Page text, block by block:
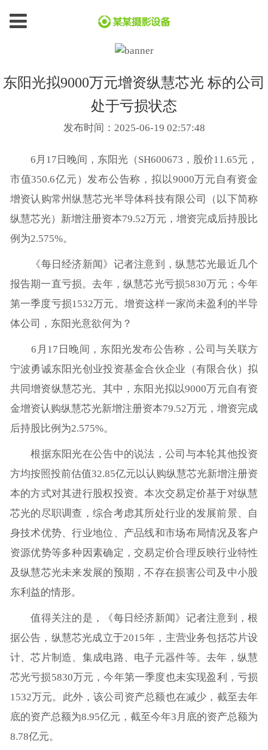
东阳光拟9000万元增资纵慧芯光 标的公司
处于亏损状态
发布时间：2025-06-19 02:57:48
6月17日晚间，东阳光（SH600673，股价11.65元，
市值350.6亿元）发布公告称，拟以9000万元自有资金
增资认购常州纵慧芯光半导体科技有限公司（以下简称
纵慧芯光）新增注册资本79.52万元，增资完成后持股比
例为2.575%。
《每日经济新闻》记者注意到，纵慧芯光最近几个
报告期一直亏损。去年，纵慧芯光亏损5830万元；今年
第一季度亏损1532万元。增资这样一家尚未盈利的半导
体公司，东阳光意欲何为？
6月17日晚间，东阳光发布公告称，公司与关联方
宁波勇诚东阳光创业投资基金合伙企业（有限合伙）拟
共同增资纵慧芯光。其中，东阳光拟以9000万元自有资
金增资认购纵慧芯光新增注册资本79.52万元，增资完成
后持股比例为2.575%。
根据东阳光在公告中的说法，公司与本轮其他投资
方均按照投前估值32.85亿元以认购纵慧芯光新增注册资
本的方式对其进行股权投资。本次交易定价基于对纵慧
芯光的尽职调查，综合考虑其所处行业的发展前景、自
身技术优势、行业地位、产品线和市场布局情况及客户
资源优势等多种因素确定，交易定价合理反映行业特性
及纵慧芯光未来发展的预期，不存在损害公司及中小股
东利益的情形。
值得关注的是，《每日经济新闻》记者注意到，根
据公告，纵慧芯光成立于2015年，主营业务包括芯片设
计、芯片制造、集成电路、电子元器件等。去年，纵慧
芯光亏损5830万元，今年第一季度也未实现盈利，亏损
1532万元。此外，该公司资产总额也在减少，截至去年
底的资产总额为8.95亿元，截至今年3月底的资产总额为
8.78亿元。